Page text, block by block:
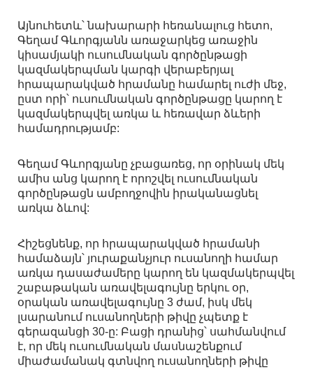
Այնուհետև՝ նախարարի հեռանալուց հետո,
Գեղամ Գևորգյանն առաջարկեց առաջին
կիսամյակի ուսումնական գործընթացի
կազմակերպման կարգի վերաբերյալ
հրապարակված հրամանը համարել ուժի մեջ,
ըստ որի՝ ուսումնական գործընթացը կարող է
կազմակերպվել առկա և հեռավար ձևերի
համադրությամբ:
Գեղամ Գևորգյանը չբացառեց, որ օրինակ մեկ
ամիս անց կարող է որոշվել ուսումնական
գործընթացն ամբողջովին իրականացնել
առկա ձևով:
Հիշեցնենք, որ հրապարակված հրամանի
համաձայն՝ յուրաքանչյուր ուսանողի համար
առկա դասաժամերը կարող են կազմակերպվել
շաբաթական առավելագույնը երկու օր,
օրական առավելագույնը 3 ժամ, իսկ մեկ
լսարանում ուսանողների թիվը չպետք է
գերազանցի 30-ը: Բացի դրանից՝ սահմանվում
է, որ մեկ ուսումնական մասնաշենքում
միաժամանակ գտնվող ուսանողների թիվը